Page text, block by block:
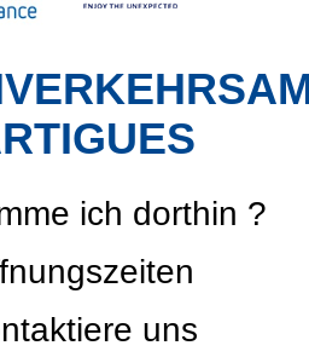
ich dorthin ?
uns